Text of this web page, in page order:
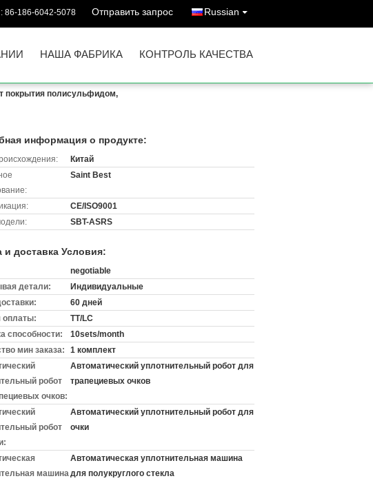
86-186-6042-5078 Отправить запрос Russian
НАША ФАБРИКА КОНТРОЛЬ КАЧЕСТВА
покрытия полисульфидом,
информация о продукте:
Китай
Saint Best
CE/ISO9001
SBT-ASRS
и доставка Условия:
negotiable
детали:
Индивидуальные
60 дней
оплаты:
TT/LC
способности:
10sets/month
мин заказа:
1 комплект
робот
очков:
Автоматический уплотнительный робот для
трапециевых очков
робот
Автоматический уплотнительный робот для
очки
машина
Автоматическая уплотнительная машина
для полукруглого стекла